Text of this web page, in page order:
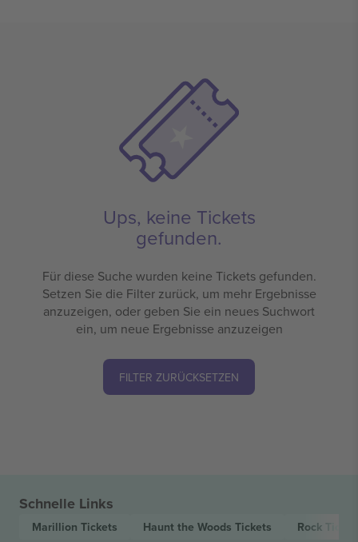
Ups, keine Tickets
gefunden.
Für diese Suche wurden keine Tickets gefunden.
Setzen Sie die Filter zurück, um mehr Ergebnisse
anzuzeigen, oder geben Sie ein neues Suchwort
ein, um neue Ergebnisse anzuzeigen
FILTER ZURÜCKSETZEN
Schnelle Links
Marillion Tickets Haunt the Woods Tickets Rock